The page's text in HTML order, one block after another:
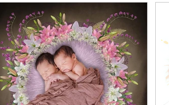
Blessure émotionnelle Syndrome du
Décodage Symbolique de la Nature